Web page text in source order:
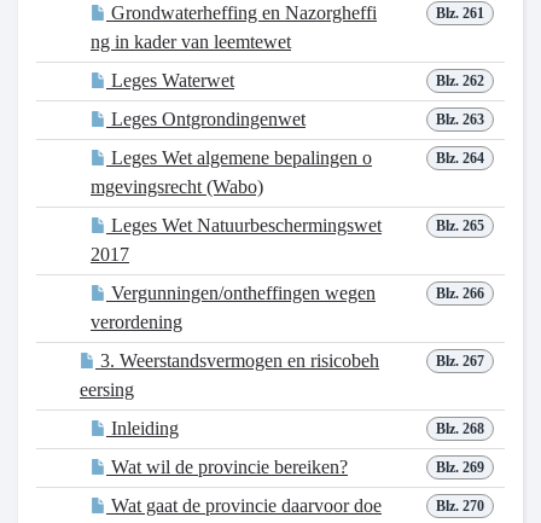
Blz. 261
Grondwaterheffing en Nazorgheffi
ng in kader van leemtewet
Blz. 262
Leges Waterwet
Blz. 263
Leges Ontgrondingenwet
Blz. 264
Leges Wet algemene bepalingen o
mgevingsrecht (Wabo)
Blz. 265
Leges Wet Natuurbeschermingswet
2017
Blz. 266
Vergunningen/ontheffingen wegen
verordening
Blz. 267
3. Weerstandsvermogen en risicobeh
eersing
Blz. 268
Inleiding
Blz. 269
Wat wil de provincie bereiken?
Blz. 270
Wat gaat de provincie daarvoor doe